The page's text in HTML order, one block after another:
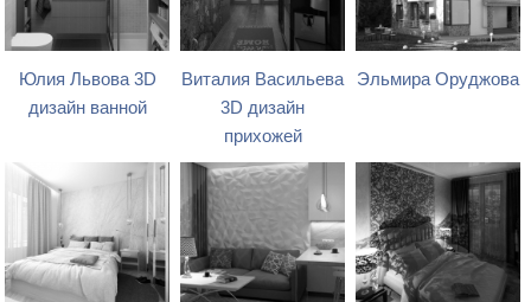
Юлия Львова 3D
дизайн ванной
Виталия Васильева
3D дизайн
прихожей
Эльмира Оруджова